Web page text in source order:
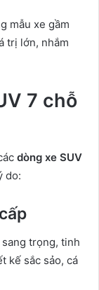
mẫu xe gầm
trị lớn, nhắm
7 chỗ
dòng xe SUV
do:
trọng, tinh
kế sắc sảo, cá